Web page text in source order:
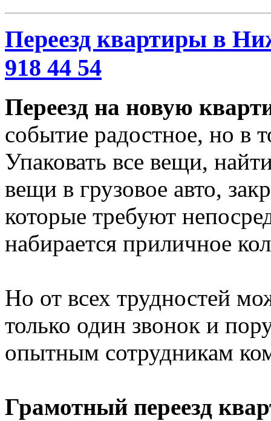
Переезд квартиры в
918 44 54
Переезд на новую
событие радостное, но в
Упаковать все вещи,
вещи в грузовое авто,
которые требуют
набирается приличное
Но от всех трудностей
только один звонок и
опытным сотрудникам
Грамотный переезд